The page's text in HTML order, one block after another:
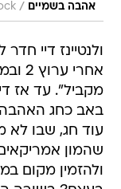
אהבה בשמיים /
ולנטיינז דיי
מקביל". עד אז
באב כחג
עוד חג, שבו לא
שהמון
ולהזמין מקום